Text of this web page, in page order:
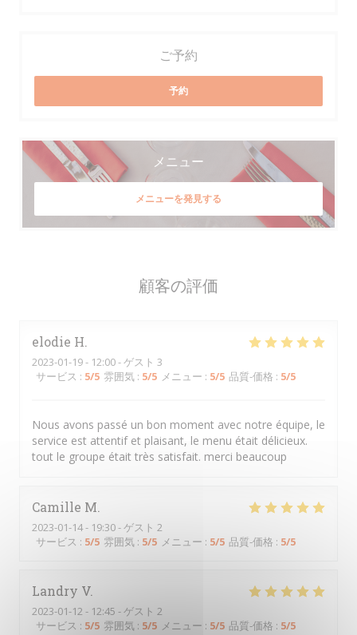
顧客の評価
elodie H
2023-01-19- 12:00 - ゲスト 3
サービス : 5/5 雰囲気 : 5/5 メニュー : 5/5 品質-価格 : 5/5
Nous avons passé un bon moment avec notre équipe, le
service est attentif et plaisant, le menu était délicieux.
tout le groupe était très satisfait. merci beaucoup
Camille M
2023-01-14- 19:30 - ゲスト 2
サービス : 5/5 雰囲気 : 5/5 メニュー : 5/5 品質-価格 : 5/5
Landry V
2023-01-12 - 12:45 - ゲスト 2
サービス : 5/5 雰囲気 : 5/5 メニュー : 5/5 品質-価格 : 5/5
ご予約
予約
メニュー
メニューを発見する